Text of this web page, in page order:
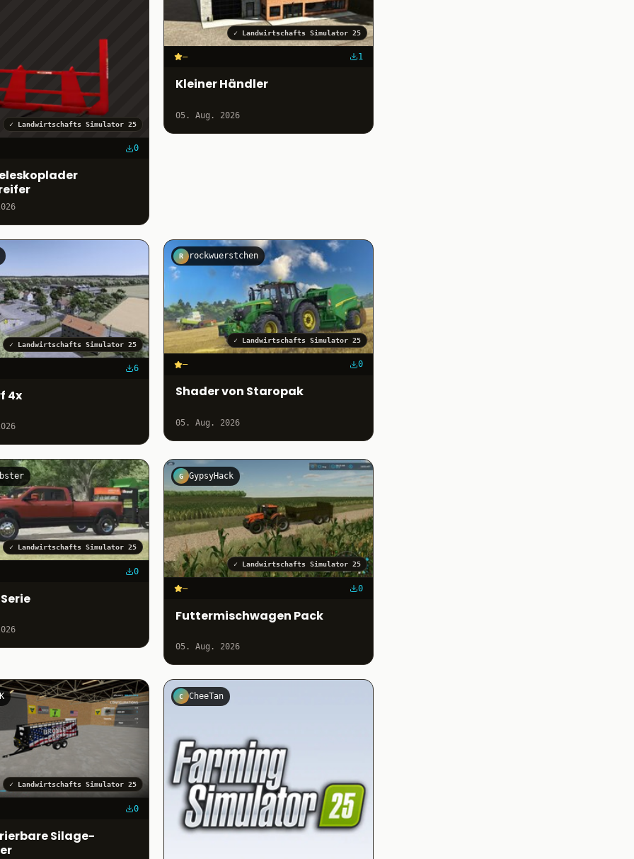
✓ Landwirtschafts Simulator 25
0
✓ Landwirtschafts Simulator 25
– 1
Kleiner Händler
05. Aug. 2026
✓ Landwirtschafts Simulator 25
6
4x
R rockwuerstchen
✓ Landwirtschafts Simulator 25
– 0
Shader von Staropak
05. Aug. 2026
✓ Landwirtschafts Simulator 25
0
G GypsyHack
✓ Landwirtschafts Simulator 25
– 0
Futtermischwagen Pack
05. Aug. 2026
✓ Landwirtschafts Simulator 25
0
Silage-
C CheeTan